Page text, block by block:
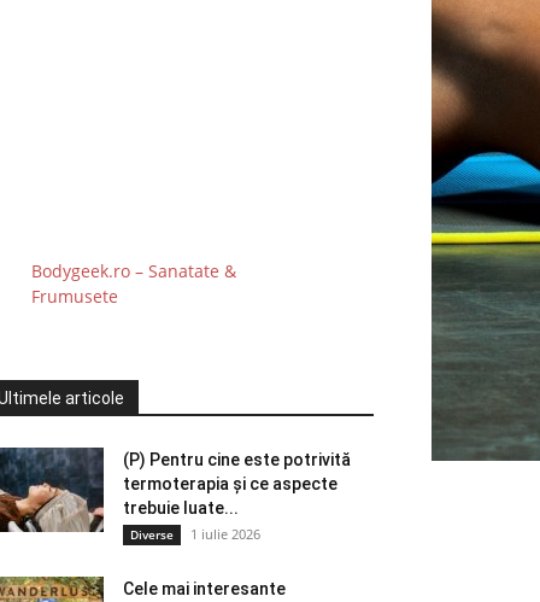
Bodygeek.ro – Sanatate &
Frumusete
articole
(P) Pentru cine este potrivită
termoterapia și ce aspecte
trebuie luate...
Diverse 1 iulie 2026
Cele mai interesante